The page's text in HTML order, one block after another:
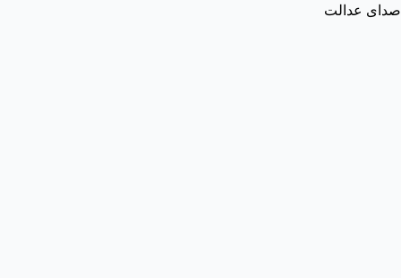
صدای عدالت